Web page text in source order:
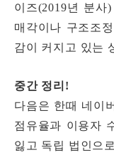
이즈(2019년 분
매각이나 구조조
감이 커지고 있는
중간 정리!
다음은 한때 네이
점유율과 이용자
잃고 독립 법인으